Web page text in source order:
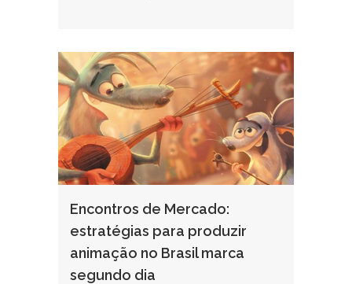
Encontros de Mercado:
estratégias para produzir
animação no Brasil marca
segundo dia